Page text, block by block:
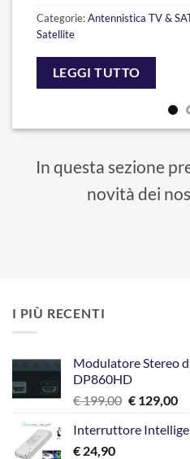
era:
Categorie:Antennistica TV &
Satellite
LEGGI TUTTO
In questa sezione
novità dei
I PIÙ RECENTI
Modulatore Stereo
DP860HD
€199,00 Il
originale
€129,00Il
Interruttore
€ 24,90